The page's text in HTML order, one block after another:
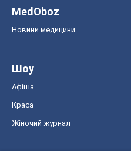
MedOboz
Новини медицини
Шоу
Афіша
Краса
Жіночий журнал